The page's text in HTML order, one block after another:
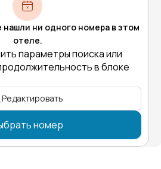
ни одного номера в этом
отеле.
параметры поиска или
в блоке
Редактировать
номер